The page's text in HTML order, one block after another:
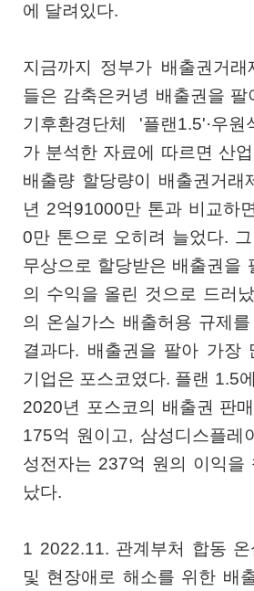
에 달려있다.
지금까지 정부가 배출권거래
들은 감축은커녕 배출권을 팔
기후환경단체 '플랜1.5'·우원
가 분석한 자료에 따르면 산
배출량 할당량이 배출권거래
년 2억91000만 톤과 비교하
0만 톤으로 오히려 늘었다.
무상으로 할당받은 배출권을
의 수익을 올린 것으로 드러
의 온실가스 배출허용 규제
결과다. 배출권을 팔아 가장
기업은 포스코였다. 플랜 1.5
2020년 포스코의 배출권 판
175억 원이고, 삼성디스플레
성전자는 237억 원의 이익을
났다.
1 2022.11. 관계부처 합동 온
및 현장애로 해소를 위한 배